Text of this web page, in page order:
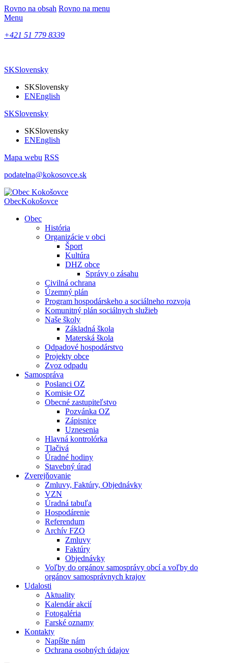
Rovno na obsah Rovno na menu
Menu
+421 51 779 8339
SKSlovensky
SKSlovensky
ENEnglish
SKSlovensky
SKSlovensky
ENEnglish
Mapa webu RSS
podatelna@kokosovce.sk
ObecKokošovce
Obec
História
Organizácie v obci
Šport
Kultúra
DHZ obce
Správy o zásahu
Civilná ochrana
Územný plán
Program hospodárskeho a sociálneho rozvoja
Komunitný plán sociálnych služieb
Naše školy
Základná škola
Materská škola
Odpadové hospodárstvo
Projekty obce
Zvoz odpadu
Samospráva
Poslanci OZ
Komisie OZ
Obecné zastupiteľstvo
Pozvánka OZ
Zápisnice
Uznesenia
Hlavná kontrolórka
Tlačivá
Úradné hodiny
Stavebný úrad
Zverejňovanie
Zmluvy, Faktúry, Objednávky
VZN
Úradná tabuľa
Hospodárenie
Referendum
Archív FZO
Zmluvy
Faktúry
Objednávky
Voľby do orgánov samosprávy obcí a voľby do
orgánov samosprávnych krajov
Udalosti
Aktuality
Kalendár akcií
Fotogaléria
Farské oznamy
Kontakty
Napíšte nám
Ochrana osobných údajov